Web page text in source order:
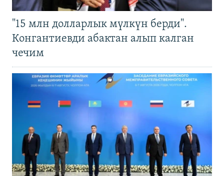
"15 млн долларлык мүлкүн берди".
Конгантиевди абактан алып калган
чечим